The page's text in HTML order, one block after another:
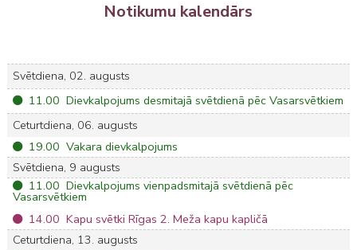
Notikumu kalendārs
Svētdiena, 02. augusts
11.00 Dievkalpojums desmitajā svētdienā pēc Vasarsvētkiem
Ceturtdiena, 06. augusts
19.00 Vakara dievkalpojums
Svētdiena, 9 augusts
11.00 Dievkalpojums vienpadsmitajā svētdienā pēc
Vasarsvētkiem
14.00 Kapu svētki Rīgas 2. Meža kapu kapličā
Ceturtdiena, 13. augusts